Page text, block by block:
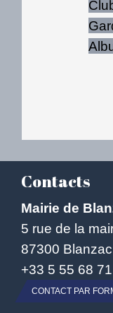
Contacts
Mairie de
5 rue de la
87300
+33 5 55 68
CONTACT PAR